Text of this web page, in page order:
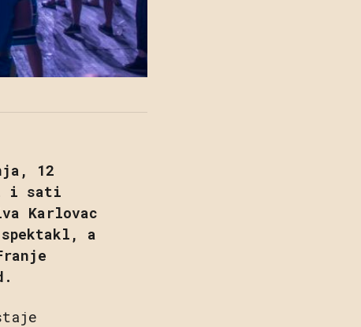
12
i sati
Karlovac
a